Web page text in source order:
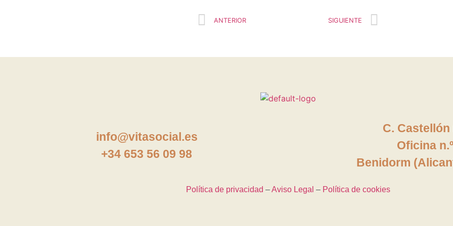
ANTERIOR SIGUIENTE
info@vitasocial.es
+34 653 56 09 98
C. Castellón
Oficina n.º
Benidorm
Política de privacidad –Aviso Legal – Política de cookies